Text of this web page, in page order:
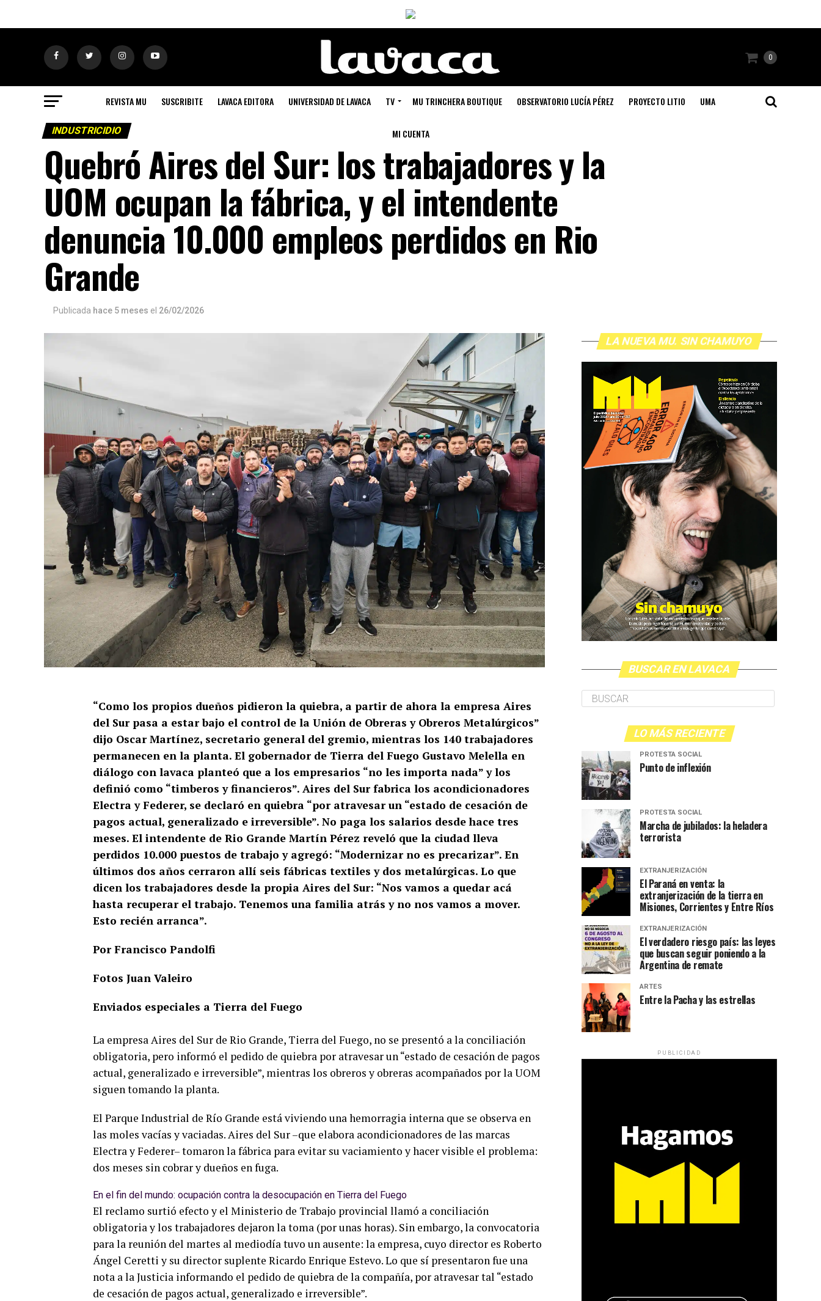
0
REVISTA MU SUSCRIBITE LAVACA EDITORA UNIVERSIDAD DE LAVACA TV MU TRINCHERA BOUTIQUE OBSERVATORIO LUCÍA PÉREZ PROYECTO LITIO UMA
MI CUENTA
INDUSTRICIDIO
Quebró Aires del Sur: los trabajadores y la
UOM ocupan la fábrica, y el intendente
denuncia 10.000 empleos perdidos en Rio
Grande
Publicada hace 5 meses el 26/02/2026
“Como los propios dueños pidieron la quiebra, a partir de ahora la empresa Aires
del Sur pasa a estar bajo el control de la Unión de Obreras y Obreros Metalúrgicos”
dijo Oscar Martínez, secretario general del gremio, mientras los 140 trabajadores
permanecen en la planta. El gobernador de Tierra del Fuego Gustavo Melella en
diálogo con lavaca planteó que a los empresarios “no les importa nada” y los
definió como “timberos y financieros”. Aires del Sur fabrica los acondicionadores
Electra y Federer, se declaró en quiebra “por atravesar un “estado de cesación de
pagos actual, generalizado e irreversible”. No paga los salarios desde hace tres
meses. El intendente de Rio Grande Martín Pérez reveló que la ciudad lleva
perdidos 10.000 puestos de trabajo y agregó: “Modernizar no es precarizar”. En
últimos dos años cerraron allí seis fábricas textiles y dos metalúrgicas. Lo que
dicen los trabajadores desde la propia Aires del Sur: “Nos vamos a quedar acá
hasta recuperar el trabajo. Tenemos una familia atrás y no nos vamos a mover.
Esto recién arranca”.
Por Francisco Pandolfi
Fotos Juan Valeiro
Enviados especiales a Tierra del Fuego
La empresa Aires del Sur de Rio Grande, Tierra del Fuego, no se presentó a la conciliación
obligatoria, pero informó el pedido de quiebra por atravesar un “estado de cesación de pagos
actual, generalizado e irreversible”, mientras los obreros y obreras acompañados por la UOM
siguen tomando la planta.
El Parque Industrial de Río Grande está viviendo una hemorragia interna que se observa en
las moles vacías y vaciadas. Aires del Sur –que elabora acondicionadores de las marcas
Electra y Federer– tomaron la fábrica para evitar su vaciamiento y hacer visible el problema:
dos meses sin cobrar y dueños en fuga.
En el fin del mundo: ocupación contra la desocupación en Tierra del Fuego
El reclamo surtió efecto y el Ministerio de Trabajo provincial llamó a conciliación
obligatoria y los trabajadores dejaron la toma (por unas horas). Sin embargo, la convocatoria
para la reunión del martes al mediodía tuvo un ausente: la empresa, cuyo director es Roberto
Ángel Ceretti y su director suplente Ricardo Enrique Estevo. Lo que sí presentaron fue una
nota a la Justicia informando el pedido de quiebra de la compañía, por atravesar tal “estado
de cesación de pagos actual, generalizado e irreversible”.
LA NUEVA MU. SIN CHAMUYO
BUSCAR EN LAVACA
LO MÁS RECIENTE
PROTESTA SOCIAL
Punto de inflexión
PROTESTA SOCIAL
Marcha de jubilados: la heladera
terrorista
EXTRANJERIZACIÓN
El Paraná en venta: la
extranjerización de la tierra en
Misiones, Corrientes y Entre Ríos
EXTRANJERIZACIÓN
El verdadero riesgo país: las leyes
que buscan seguir poniendo a la
Argentina de remate
ARTES
Entre la Pacha y las estrellas
PUBLICIDAD